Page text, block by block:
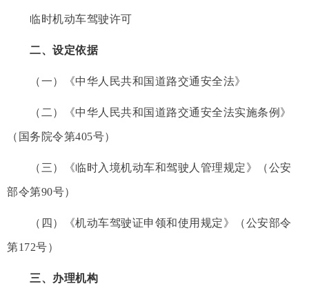
临时机动车驾驶许可
二、设定依据
（一）《中华人民共和国道路交通安全法》
（二）《中华人民共和国道路交通安全法实施条例》
（国务院令第405号）
（三）《临时入境机动车和驾驶人管理规定》（公安
部令第90号）
（四）《机动车驾驶证申领和使用规定》（公安部令
第172号）
三、办理机构